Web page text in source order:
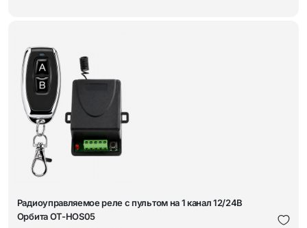
Радиоуправляемое реле с пультом на 1 канал 12/24В
Орбита OT-HOS05